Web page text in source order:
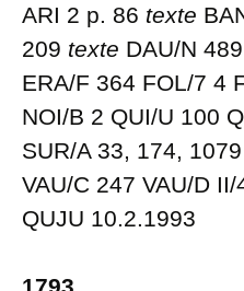
ARI 2 p. 86 texte
209 texte DAU/N
ERA/F 364 FOL/7 4
NOI/B 2 QUI/U 100
SUR/A 33, 174,
VAU/C 247 VAU/D
QUJU 10.2.1993
1793